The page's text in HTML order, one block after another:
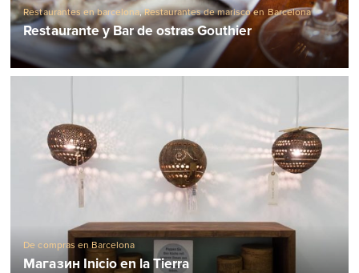
Restaurantes en barcelona,Restaurantes de marisco en Barcelona
Restaurante y Bar de ostras Gouthier
De compras en Barcelona
Магазин Inicio en la Tierra